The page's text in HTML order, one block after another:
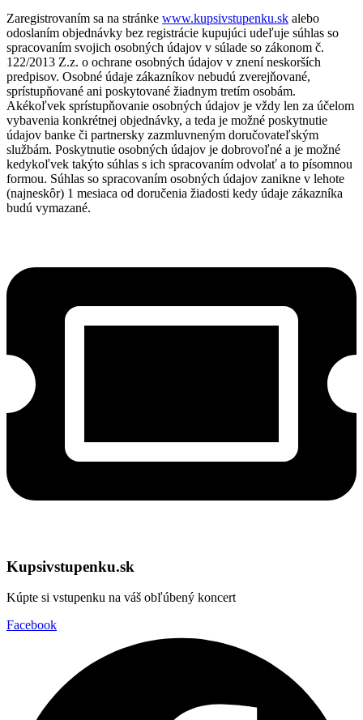
Zaregistrovaním sa na stránke www.kupsivstupenku.sk alebo
odoslaním objednávky bez registrácie kupujúci udeľuje súhlas so
spracovaním svojich osobných údajov v súlade so zákonom č.
122/2013 Z.z. o ochrane osobných údajov v znení neskorších
predpisov. Osobné údaje zákazníkov nebudú zverejňované,
sprístupňované ani poskytované žiadnym tretím osobám.
Akékoľvek sprístupňovanie osobných údajov je vždy len za účelom
vybavenia konkrétnej objednávky, a teda je možné poskytnutie
údajov banke či partnersky zazmluvneným doručovateľským
službám. Poskytnutie osobných údajov je dobrovoľné a je možné
kedykoľvek takýto súhlas s ich spracovaním odvolať a to písomnou
formou. Súhlas so spracovaním osobných údajov zanikne v lehote
(najneskôr) 1 mesiaca od doručenia žiadosti kedy údaje zákazníka
budú vymazané.
Kupsivstupenku.sk
Kúpte si vstupenku na váš obľúbený koncert
Facebook